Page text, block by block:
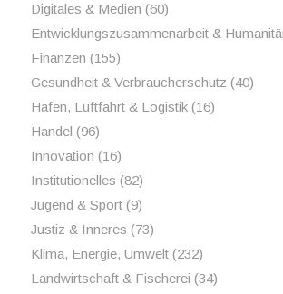
Digitales & Medien (60)
Entwicklungszusammenarbeit &
Finanzen (155)
Gesundheit & Verbraucherschutz (40)
Hafen, Luftfahrt & Logistik(16)
Handel (96)
Innovation (16)
Institutionelles (82)
Jugend & Sport(9)
Justiz & Inneres (73)
Klima, Energie, Umwelt(232)
Landwirtschaft & Fischerei (34)